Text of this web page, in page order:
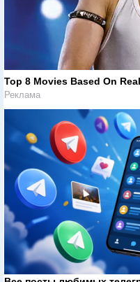
Top 8 Movies Based On
Реклама